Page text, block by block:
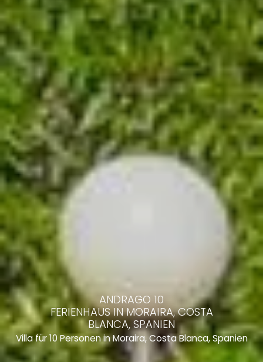
ANDRAGO 10
FERIENHAUS IN MORAIRA, COSTA
BLANCA, SPANIEN
Villa für 10 Personen in Moraira, Costa Blanca, Spanien